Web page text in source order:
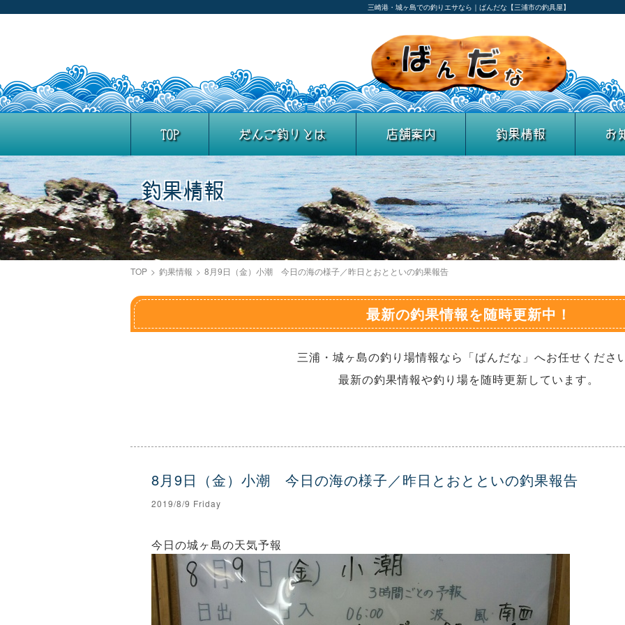
三崎港・城ヶ島での釣りエサなら｜ばんだな【三浦市の釣具屋】
TOP だんご釣りとは 店舗案内 釣果情報 お
釣果情報
TOP > 釣果情報 > 8月9日（金）小潮 今日の海の様子／昨日とおとといの釣果報告
最新の釣果情報を随時更新中！
三浦・城ヶ島の釣り場情報なら「ばんだな」へお任せくださ
最新の釣果情報や釣り場を随時更新しています。
8月9日（金）小潮 今日の海の様子／昨日とおとといの釣果報告
2019/8/9 Friday
今日の城ヶ島の天気予報